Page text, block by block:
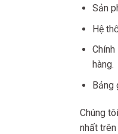
Sản
Hệ
hàng.
Bảng
Chúng
nhất